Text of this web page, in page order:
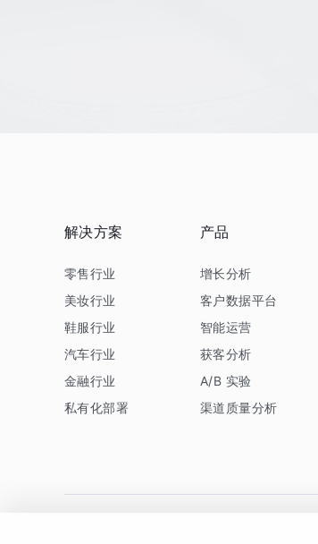
解决方案
零售行业
美妆行业
鞋服行业
汽车行业
金融行业
私有化部署
产品
增长分析
客户数据平台
智能运营
获客分析
A/B 实验
渠道质量分析